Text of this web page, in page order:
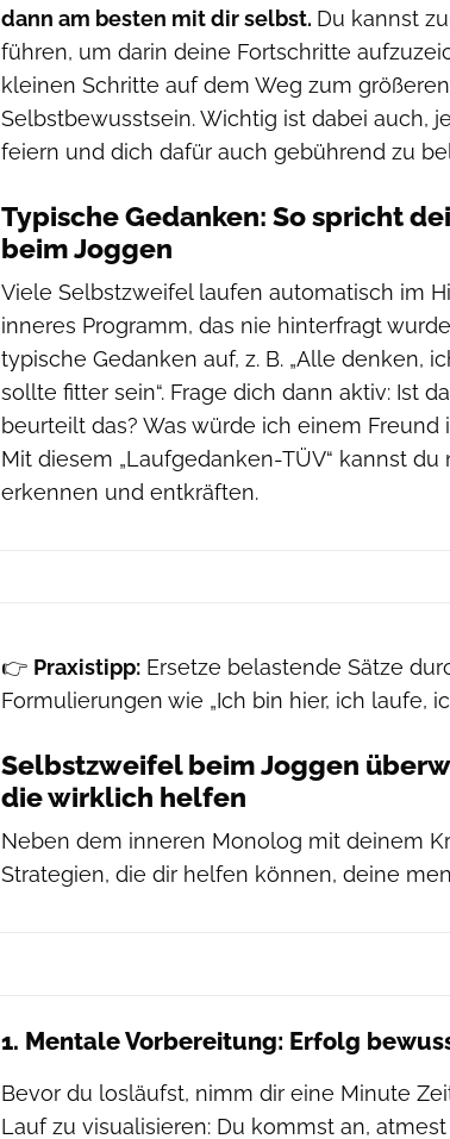
dann am besten mit dir selbst. Du kannst
führen, um darin deine Fortschritte
kleinen Schritte auf dem Weg zum
Selbstbewusstsein. Wichtig ist dabei auch,
feiern und dich dafür auch gebührend zu
Typische Gedanken: So spricht
beim Joggen
Viele Selbstzweifel laufen automatisch im
inneres Programm, das nie hinterfragt
typische Gedanken auf, z. B. „Alle denken,
sollte fitter sein“. Frage dich dann aktiv: Ist
beurteilt das? Was würde ich einem Freund
Mit diesem „Laufgedanken-TÜV“ kannst
erkennen und entkräften.
👉 Praxistipp: Ersetze belastende Sätze
Formulierungen wie „Ich bin hier, ich laufe,
Selbstzweifel beim Joggen
die wirklich helfen
Neben dem inneren Monolog mit deinem
Strategien, die dir helfen können, deine
1. Mentale Vorbereitung: Erfolg
Bevor du losläufst, nimm dir eine Minute
Lauf zu visualisieren: Du kommst an,